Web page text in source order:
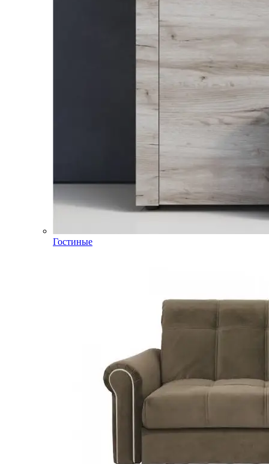
Гостиные